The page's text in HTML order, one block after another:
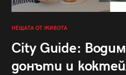
НЕЩАТА ОТ ЖИВОТА
City Guide:
донъти и